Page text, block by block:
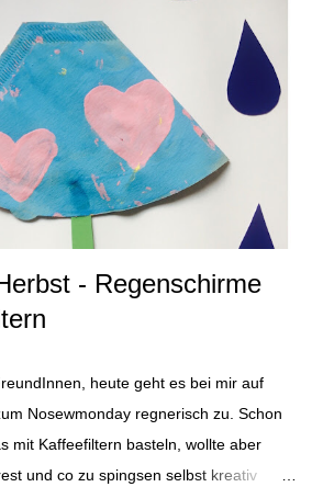
es immer, wenn auch eine Sonnenbrille
besten Fall ist ja auch beim
und Sonnenschein. Als Oberteil für
ich ein altes blaues T-Shirt verwendet
geplotteten Badeenten (gibt´s zuhauf
"Ente gut, alles gut" versehen. So
in Gänze und outdoor aus. Es gab
...
- Regenschirme
heute geht es bei mir auf
Nosewmonday regnerisch zu. Schon
mit Kaffeefiltern basteln, wollte aber
und co zu spingsen selbst kreativ